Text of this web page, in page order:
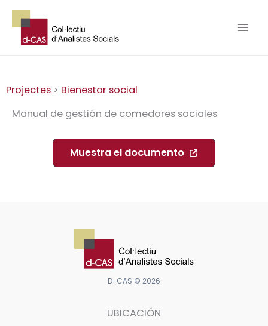
contenido
Projectes > Bienestar social
Manual de gestión de comedores sociales
Muestra el documento
D-CAS © 2026
UBICACIÓN